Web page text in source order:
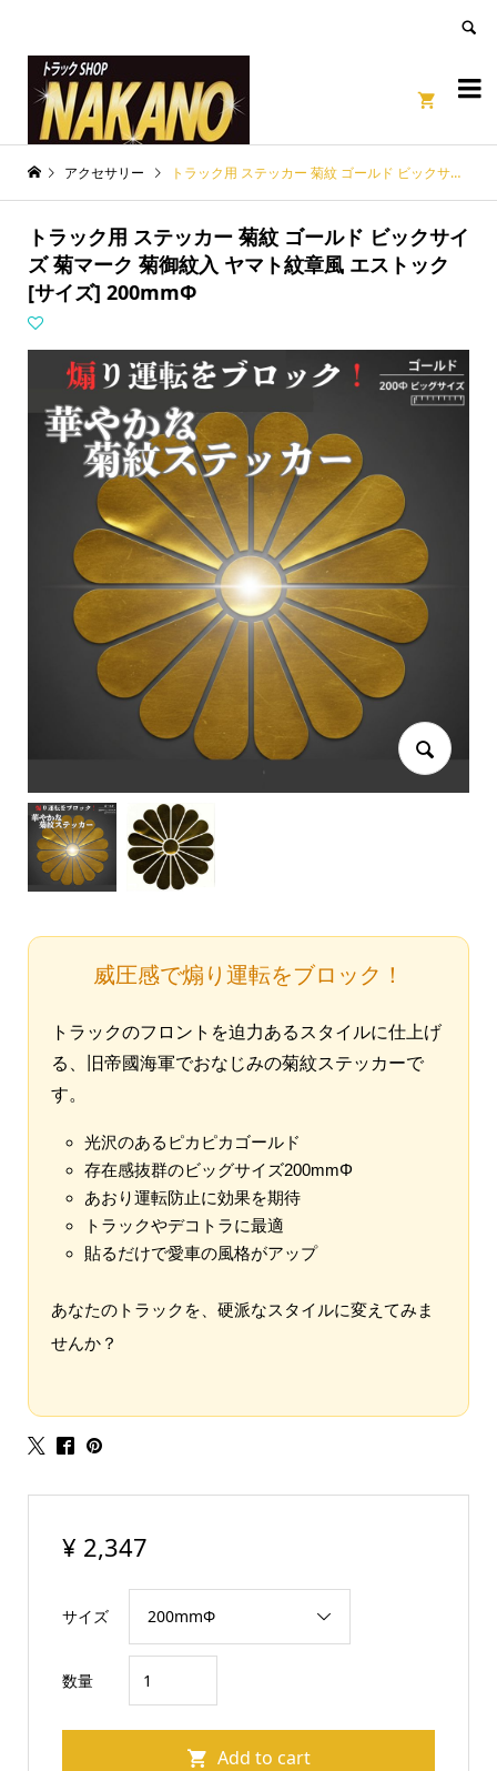


アクセサリー トラック用 ステッカー 菊紋 ゴールド ビックサイズ 菊マーク 菊御紋入 ヤマト紋章風 エストック [サイズ] 200mmΦ
トラック用 ステッカー 菊紋 ゴールド ビックサイ
ズ 菊マーク 菊御紋入 ヤマト紋章風 エストック
[サイズ] 200mmΦ
威圧感で煽り運転をブロック！
トラックのフロントを迫力あるスタイルに仕上げ
る、旧帝國海軍でおなじみの菊紋ステッカーで
す。
光沢のあるピカピカゴールド
存在感抜群のビッグサイズ200mmΦ
あおり運転防止に効果を期待
トラックやデコトラに最適
貼るだけで愛車の風格がアップ
あなたのトラックを、硬派なスタイルに変えてみま
せんか？
¥ 2,347
サイズ
数量
ラ
ッ
Add to cart